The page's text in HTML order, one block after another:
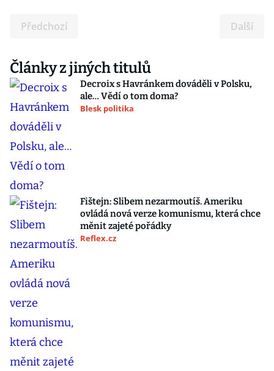
Předchozí Další
Články z jiných titulů
Decroix s Havránkem dováděli v Polsku,
ale… Vědí o tom doma?
Blesk politika
Fištejn: Slibem nezarmoutíš. Ameriku
ovládá nová verze komunismu, která chce
měnit zajeté pořádky
Reflex.cz